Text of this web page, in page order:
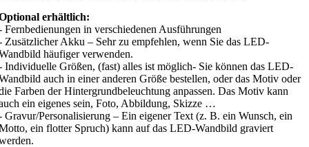
erhältlich:
Fernbedienungen in verschiedenen Ausführungen
Zusätzlicher Akku – Sehr zu empfehlen, wenn Sie das LED-
häufiger verwenden.
Individuelle Größen, (fast) alles ist möglich- Sie können das LED-
auch in einer anderen Größe bestellen, oder das Motiv oder
Farben der Hintergrundbeleuchtung anpassen. Das Motiv kann
ein eigenes sein, Foto, Abbildung, Skizze …
Gravur/Personalisierung – Ein eigener Text (z. B. ein Wunsch, ein
ein flotter Spruch) kann auf das LED-Wandbild graviert